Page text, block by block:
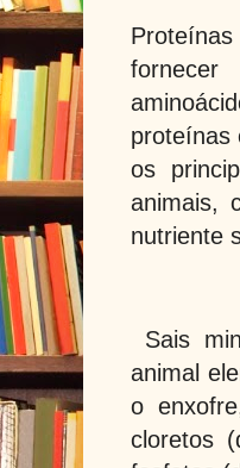
proteínas
os
animais,
nutriente
Sais
animal
o
cloretos